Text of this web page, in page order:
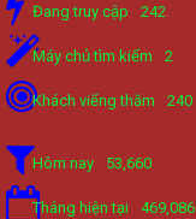
Đang truy cập 242
Máy chủ tìm kiếm 2
Khách viếng thăm 240
Hôm nay 53,660
Tháng hiện tại 469,086